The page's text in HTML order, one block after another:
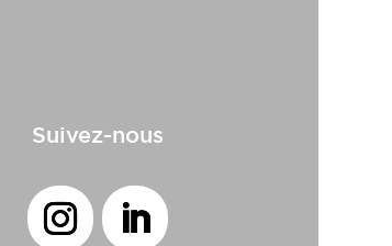
Suivez-nous